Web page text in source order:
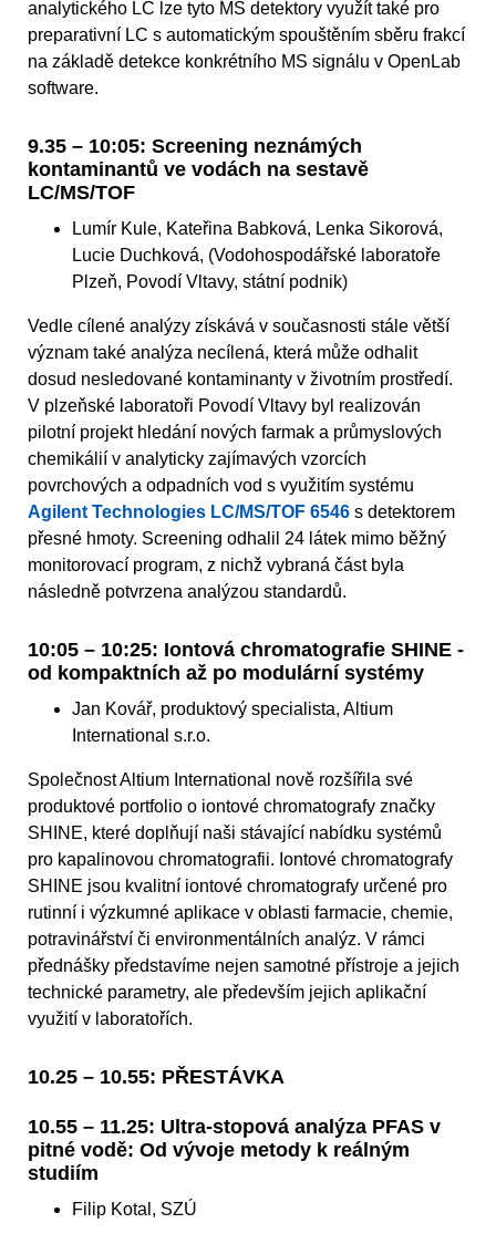
analytického LC lze tyto MS detektory využít také pro
preparativní LC s automatickým spouštěním sběru frakcí
na základě detekce konkrétního MS signálu v OpenLab
software.
9.35 – 10:05: Screening neznámých
kontaminantů ve vodách na sestavě
LC/MS/TOF
Lumír Kule, Kateřina Babková, Lenka Sikorová,
Lucie Duchková, (Vodohospodářské laboratoře
Plzeň, Povodí Vltavy, státní podnik)
Vedle cílené analýzy získává v současnosti stále větší
význam také analýza necílená, která může odhalit
dosud nesledované kontaminanty v životním prostředí.
V plzeňské laboratoři Povodí Vltavy byl realizován
pilotní projekt hledání nových farmak a průmyslových
chemikálií v analyticky zajímavých vzorcích
povrchových a odpadních vod s využitím systému
Agilent Technologies LC/MS/TOF 6546 s detektorem
přesné hmoty. Screening odhalil 24 látek mimo běžný
monitorovací program, z nichž vybraná část byla
následně potvrzena analýzou standardů.
10:05 – 10:25: Iontová chromatografie SHINE -
od kompaktních až po modulární systémy
Jan Kovář, produktový specialista, Altium
International s.r.o.
Společnost Altium International nově rozšířila své
produktové portfolio o iontové chromatografy značky
SHINE, které doplňují naši stávající nabídku systémů
pro kapalinovou chromatografii. Iontové chromatografy
SHINE jsou kvalitní iontové chromatografy určené pro
rutinní i výzkumné aplikace v oblasti farmacie, chemie,
potravinářství či environmentálních analýz. V rámci
přednášky představíme nejen samotné přístroje a jejich
technické parametry, ale především jejich aplikační
využití v laboratořích.
10.25 – 10.55: PŘESTÁVKA
10.55 – 11.25: Ultra-stopová analýza PFAS v
pitné vodě: Od vývoje metody k reálným
studiím
Filip Kotal, SZÚ